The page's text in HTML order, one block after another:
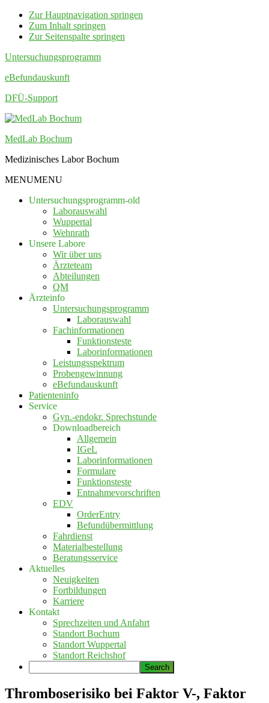
Zur Hauptnavigation springen
Zum Inhalt springen
Zur Seitenspalte springen
Untersuchungsprogramm
eBefundauskunft
DFÜ-Support
MedLab Bochum
Medizinisches Labor Bochum
MENUMENU
Untersuchungsprogramm-old
Laborauswahl
Wuppertal
Wehnrath
Unsere Labore
Wir über uns
Ärzteteam
Abteilungen
QM
Ärzteinfo
Untersuchungsprogramm
Laborauswahl
Fachinformationen
Funktionsteste
Laborinformationen
Leistungsspektrum
Probengewinnung
eBefundauskunft
Patienteninfo
Service
Gyn.-endokr. Sprechstunde
Downloadbereich
Allgemein
IGeL
Laborinformationen
Formulare
Funktionsteste
Entnahmevorschriften
EDV
OrderEntry
Befundübermittlung
Fahrdienst
Materialbestellung
Beratungsservice
Aktuelles
Neuigkeiten
Fortbildungen
Karriere
Kontakt
Sprechzeiten und Anfahrt
Standort Bochum
Standort Wuppertal
Standort Reichshof
Thromboserisiko bei Faktor V-, Faktor